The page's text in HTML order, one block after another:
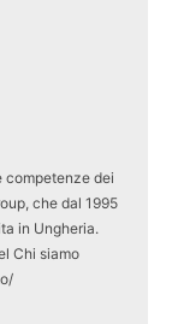
competenze dei
che dal 1995
in Ungheria.
Chi siamo